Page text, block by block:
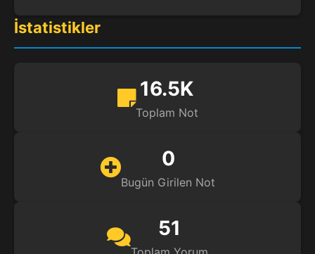
İstatistikler
16.5K
Toplam Not
0
Bugün Girilen Not
51